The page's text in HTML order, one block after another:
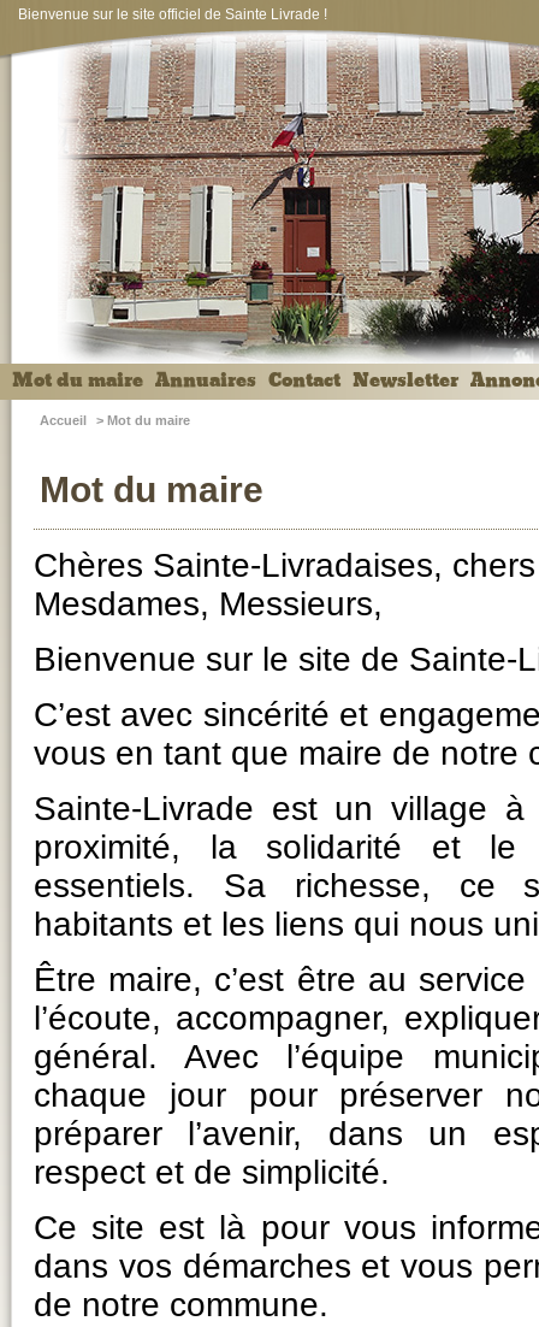
Bienvenue sur le site officiel de Sainte Livrade !
Mot du maire Annuaires Contact Newsletter
Accueil > Mot du maire
Mot du maire
Chères Sainte-Livradaises,
Mesdames, Messieurs,
Bienvenue sur le site de Sainte-
C’est avec sincérité et
vous en tant que maire de notre
Sainte-Livrade est un village
proximité, la solidarité et le
essentiels. Sa richesse, ce
habitants et les liens qui nous
Être maire, c’est être au
l’écoute, accompagner,
général. Avec l’équipe
chaque jour pour préserver
préparer l’avenir, dans un
respect et de simplicité.
Ce site est là pour vous
dans vos démarches et vous
de notre commune.